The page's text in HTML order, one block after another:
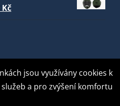
KčAktuální
jsou využívány cookies k
a pro zvýšení komfortu